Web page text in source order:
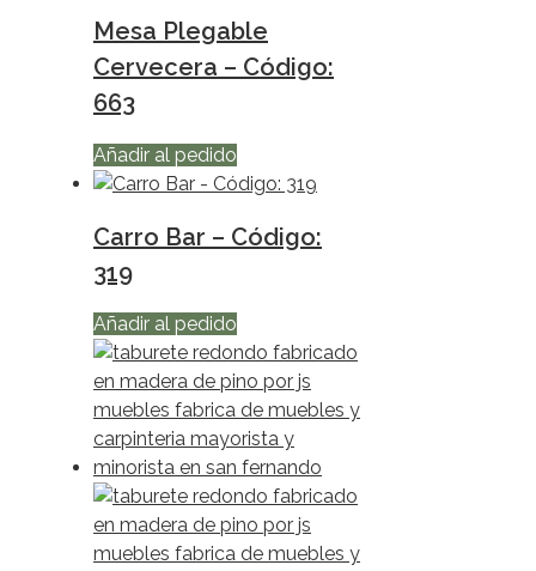
Mesa Plegable
Cervecera – Código:
663
Añadir al pedido
Carro Bar – Código:
319
Añadir al pedido